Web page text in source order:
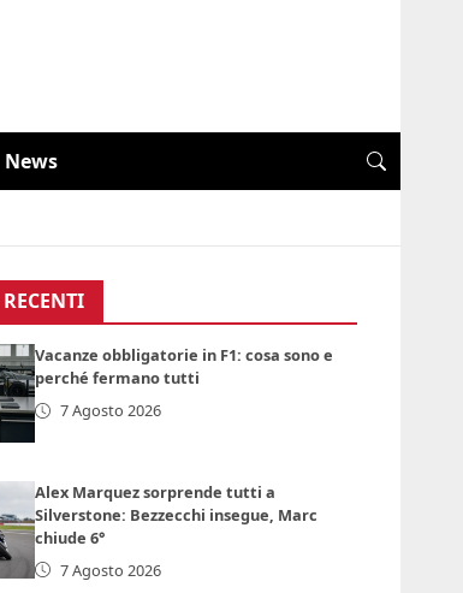
News
Vacanze obbligatorie in F1: cosa sono e
perché fermano tutti
7 Agosto 2026
Alex Marquez sorprende tutti a
Silverstone: Bezzecchi insegue, Marc
chiude 6°
7 Agosto 2026